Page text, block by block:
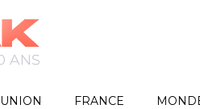
FRANCE